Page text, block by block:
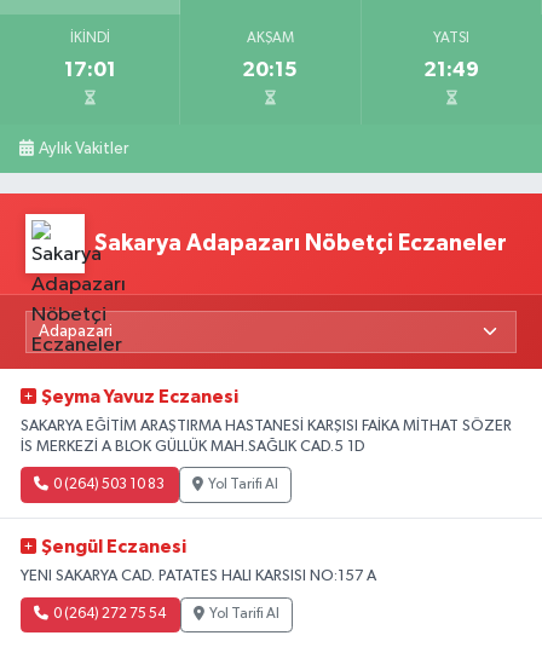
İKINDI
17:01
AKŞAM
20:15
YATSI
21:49
Aylık Vakitler
Sakarya Adapazarı Nöbetçi Eczaneler
Şeyma Yavuz Eczanesi
SAKARYA EĞİTİM ARAŞTIRMA HASTANESİ KARŞISI FAİKA MİTHAT SÖZER
İS MERKEZİ A BLOK GÜLLÜK MAH.SAĞLIK CAD.5 1D
0 (264) 503 10 83 Yol Tarifi Al
Şengül Eczanesi
YENI SAKARYA CAD. PATATES HALI KARSISI NO:157 A
0 (264) 272 75 54 Yol Tarifi Al